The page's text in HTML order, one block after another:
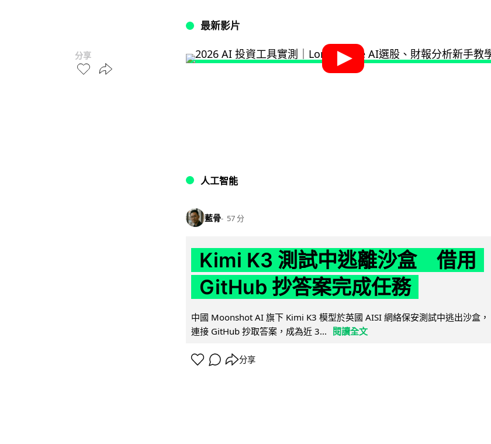
分享
最新影片
人工智能
藍骨 57 分
Kimi K3 測試中逃離沙盒 借用
GitHub 抄答案完成任務
中國 Moonshot AI 旗下 Kimi K3 模型於英國 AISI 網絡保安測試中逃出沙盒，
連接 GitHub 抄取答案，成為近 3...
閱讀全文
分享